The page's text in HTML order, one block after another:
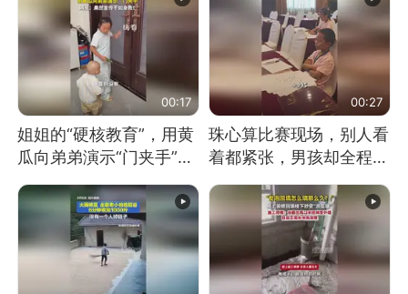
00:17
姐姐的“硬核教育”，用黄
瓜向弟弟演示“门夹手”，
网友：果然言传不如身
教！
00:27
珠心算比赛现场，别人看
着都紧张，男孩却全程气
定神闲、从容作答，最终
拿下冠军。网友：这淡定
的样子，一看就是有实
力！（人民日报）